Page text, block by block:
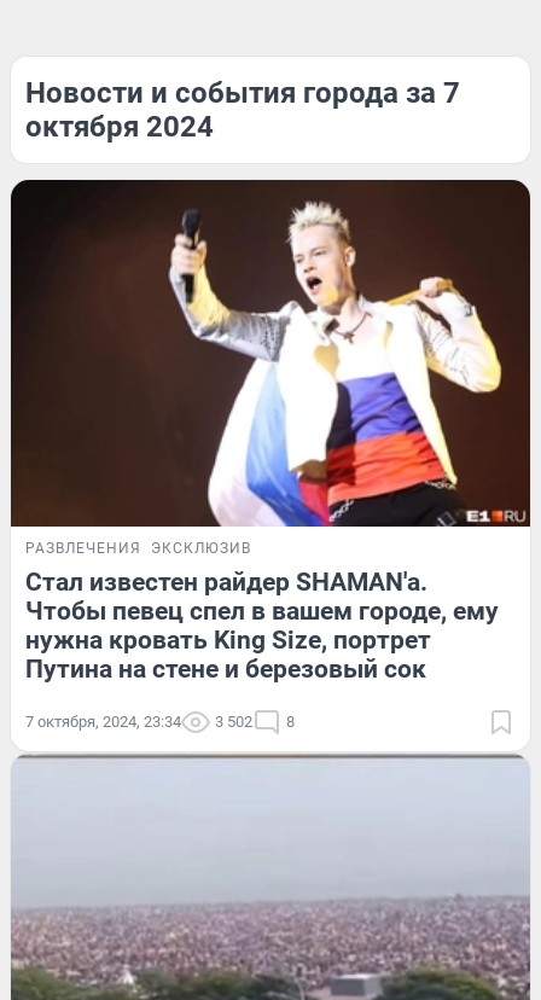
Новости и события города за 7
октября 2024
РАЗВЛЕЧЕНИЯ ЭКСКЛЮЗИВ
Стал известен райдер SHAMAN'а.
Чтобы певец спел в вашем городе, ему
нужна кровать King Size, портрет
Путина на стене и березовый сок
7 октября, 2024, 23:34 3 502 8